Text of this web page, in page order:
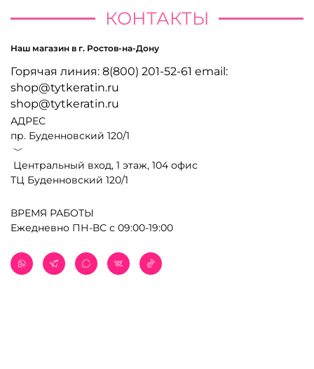
КОНТАКТЫ
Наш магазин в г. Ростов-на-Дону
Горячая линия: 8(800) 201-52-61 email:
shop@tytkeratin.ru
shop@tytkeratin.ru
АДРЕС
пр. Буденновский 120/1
﹀
Центральный вход, 1 этаж, 104 офис
ТЦ Буденновский 120/1
ВРЕМЯ РАБОТЫ
Ежедневно ПН-ВС с 09:00-19:00